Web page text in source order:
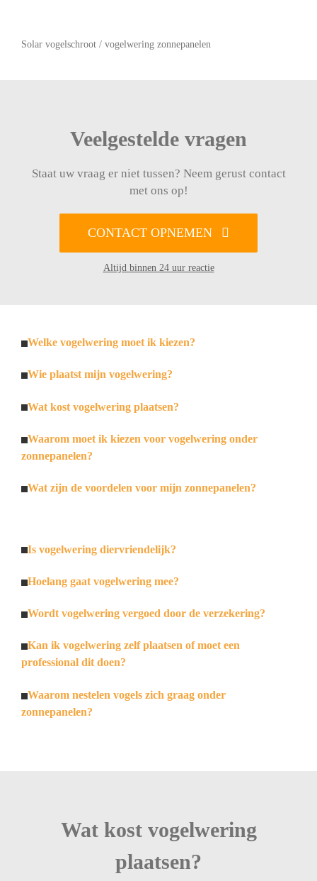
Solar vogelschroot / vogelwering zonnepanelen
Veelgestelde vragen
Staat uw vraag er niet tussen? Neem gerust contact
met ons op!
CONTACT OPNEMEN
Altijd binnen 24 uur reactie
Welke vogelwering moet ik kiezen?
Wie plaatst mijn vogelwering?
Wat kost vogelwering plaatsen?
Waarom moet ik kiezen voor vogelwering onder
zonnepanelen?
Wat zijn de voordelen voor mijn zonnepanelen?
Is vogelwering diervriendelijk?
Hoelang gaat vogelwering mee?
Wordt vogelwering vergoed door de verzekering?
Kan ik vogelwering zelf plaatsen of moet een
professional dit doen?
Waarom nestelen vogels zich graag onder
zonnepanelen?
Wat kost vogelwering
plaatsen?